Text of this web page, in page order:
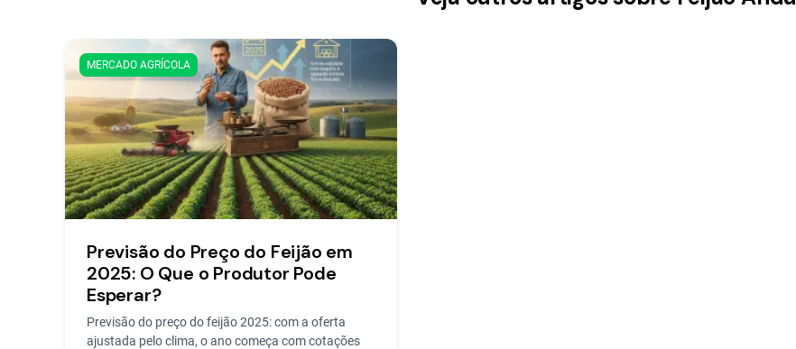
MERCADO AGRÍCOLA
Previsão do Preço do Feijão em
2025: O Que o Produtor Pode
Esperar?
Previsão do preço do feijão 2025: com a oferta
ajustada pelo clima, o ano começa com cotações